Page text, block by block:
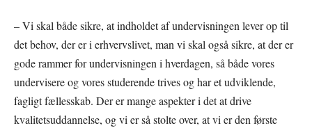
– Vi skal både sikre, at indholdet af undervisningen lever op til
det behov, der er i erhvervslivet, man vi skal også sikre, at der er
gode rammer for undervisningen i hverdagen, så både vores
undervisere og vores studerende trives og har et udviklende,
fagligt fællesskab. Der er mange aspekter i det at drive
kvalitetsuddannelse, og vi er så stolte over, at vi er den første